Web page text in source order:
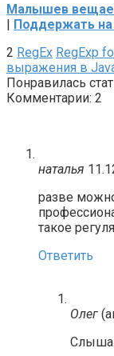
Малышев
| Поддержать
2 RegEx RegExp
выражения в
Понравилась
Комментарии: 2
наталья
разве
такое
Ответить
Олег